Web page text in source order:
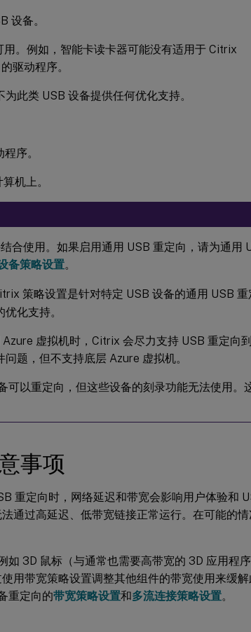
设备。
。例如，智能卡读卡器可能没有适用于 Citrix
驱动程序。
此类 USB 设备提供任何优化支持。
序。
机上。
合使用。如果启用通用 USB 重定向，请为通用
备策略设置。
策略设置是针对特定 USB 设备的通用 USB 重
化支持。
虚拟机时，Citrix 会尽力支持 USB 重定向
题，但不支持底层 Azure 虚拟机。
可以重定向，但这些设备的刻录功能无法使用。
事项
重定向时，网络延迟和带宽会影响用户体验和
通过高延迟、低带宽链接正常运行。在可能的
如 3D 鼠标（与通常也需要高带宽的 3D 应用程
用带宽策略设置调整其他组件的带宽使用来缓解
重定向的带宽策略设置和多流连接策略设置。